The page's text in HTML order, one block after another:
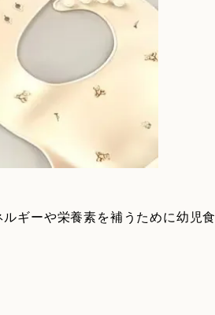
ギーや栄養素を補うために幼児食